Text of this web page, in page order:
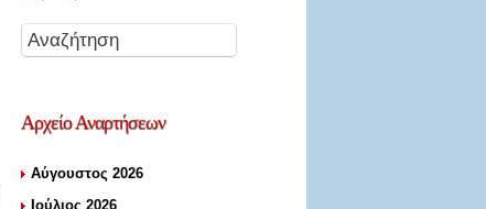
ΑρχείοΑναρτήσεων
Αύγουστος 2026
Ιούλιος 2026